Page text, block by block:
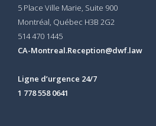
5 Place Ville Marie, Suite 900
Montréal, Québec H3B 2G2
514 470 1445
CA-Montreal.Reception@dwf.law
Ligne d’urgence 24/7
1 778 558 0641